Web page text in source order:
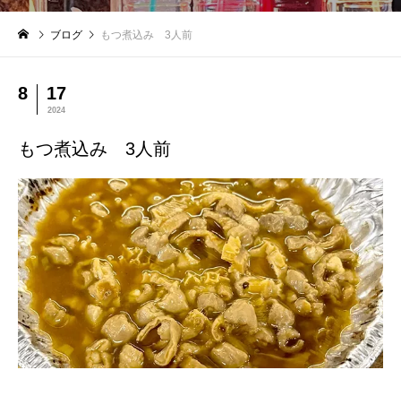
ブログ もつ煮込み 3人前
8 17
2024
もつ煮込み 3人前